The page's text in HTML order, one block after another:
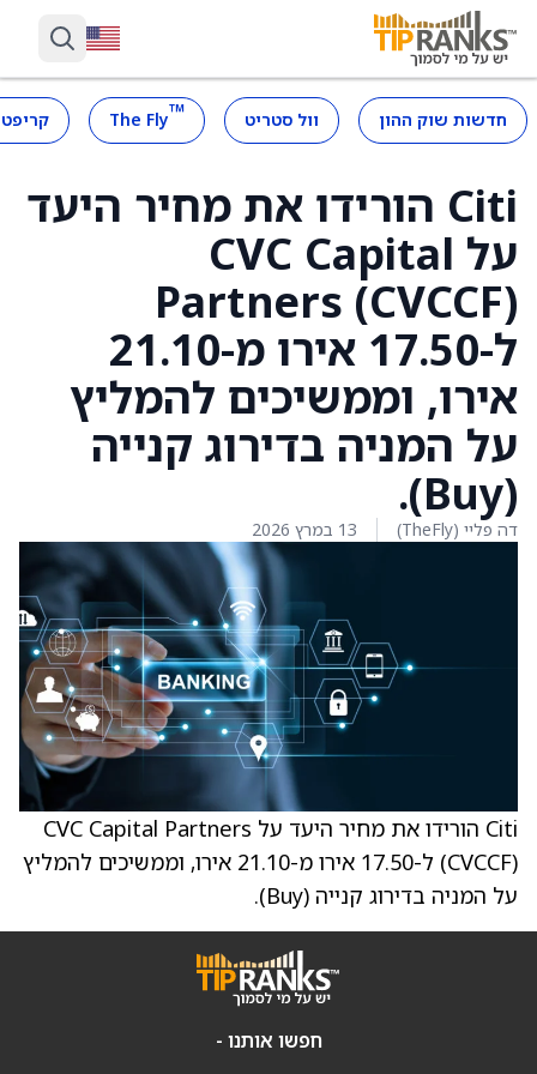
חדשות שוק ההון וול סטריט ™
The Fly
Citi הורידו את מחיר היעד
על CVC Capital
Partners (CVCCF)
ל-17.50 אירו מ-21.10
אירו, וממשיכים להמליץ
על המניה בדירוג קנייה
(Buy).
דה פליי (TheFly) 13 במרץ 2026
Citi הורידו את מחיר היעד על CVC Capital Partners
(CVCCF) ל-17.50 אירו מ-21.10 אירו, וממשיכים להמליץ
על המניה בדירוג קנייה (Buy).
חפשו אותנו -